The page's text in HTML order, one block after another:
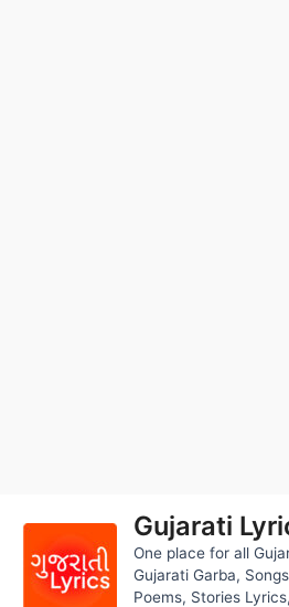
content
Gujarati
One place for all
Gujarati Garba,
Poems, Stories